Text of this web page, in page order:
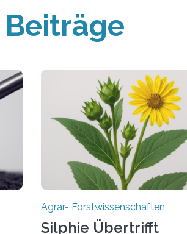
Beiträge
Agrar- Forstwissenschaften
Silphie Übertrifft